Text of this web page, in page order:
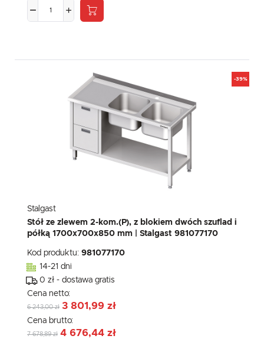
-39%
Stalgast
Stół ze zlewem 2-kom.(P), z blokiem dwóch szuflad i
półką 1700x700x850 mm | Stalgast 981077170
Kod produktu: 981077170
14-21 dni
0 zł - dostawa gratis
Cena netto:
6 243,00 zł 3 801,99 zł
Cena brutto:
7 678,89 zł 4 676,44 zł